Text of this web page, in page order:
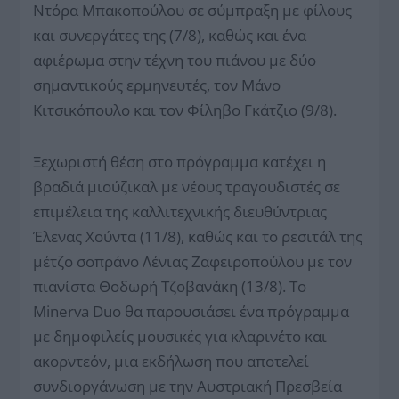
Ντόρα Μπακοπούλου σε σύμπραξη με φίλους
και συνεργάτες της (7/8), καθώς και ένα
αφιέρωμα στην τέχνη του πιάνου με δύo
σημαντικούς ερμηνευτές, τον Μάνο
Κιτσικόπουλο και τον Φίληβο Γκάτζιο (9/8).
Ξεχωριστή θέση στο πρόγραμμα κατέχει η
βραδιά μιούζικαλ με νέους τραγουδιστές σε
επιμέλεια της καλλιτεχνικής διευθύντριας
Έλενας Χούντα (11/8), καθώς και το ρεσιτάλ της
μέτζο σοπράνο Λένιας Ζαφειροπούλου με τον
πιανίστα Θοδωρή Τζοβανάκη (13/8). Tο
Minerva Duo θα παρουσιάσει ένα πρόγραμμα
με δημοφιλείς μουσικές για κλαρινέτο και
ακορντεόν, μια εκδήλωση που αποτελεί
συνδιοργάνωση με την Αυστριακή Πρεσβεία